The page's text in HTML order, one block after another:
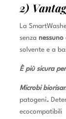
2)
La
senza nessuno
solvente e a
È più sicura
Microbi
patogeni.
ecocompatibili